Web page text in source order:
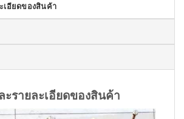
เอียดของสินค้า
รายละเอียดของสินค้า